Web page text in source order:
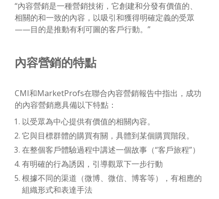
“內容營銷是一種營銷技術，它創建和分發有價值的、
相關的和一致的內容，以吸引和獲得明確定義的受眾
——目的是推動有利可圖的客戶行動。”
內容營銷的特點
CMI和MarketProfs在聯合內容營銷報告中指出，成功
的內容營銷應具備以下特點：
以受眾為中心提供有價值的相關內容。
它與目標群體的購買有關，具體到某個購買階段。
在整個客戶體驗過程中講述一個故事（“客戶旅程”）
有明確的行為誘因，引導觀眾下一步行動
根據不同的渠道（微博、微信、博客等），有相應的
組織形式和表達手法